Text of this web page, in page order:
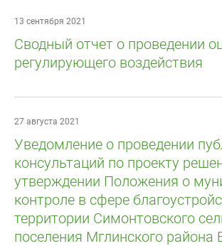
13 сентября 2021
Сводный отчет о проведении
регулирующего воздействия
27 августа 2021
Уведомление о проведении
консультаций по проекту
утверждении Положения о
контроле в сфере
территории Симонтовского
поселения Мглинского района